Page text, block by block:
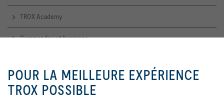
TROX Academy
Commandes et livraisons
Contactez-nous
nous autorisez à vous offrir une
expérience de navigation et
d'achat de qualité sur notre site
web. Ces cookies comprennent
POUR LA MEILLEURE EXPÉRIENCE
TROX POSSIBLE